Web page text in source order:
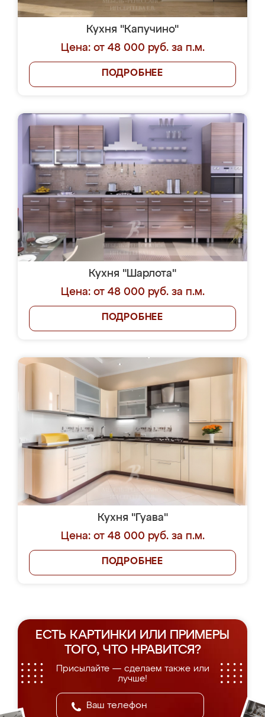
Кухня "Капучино"
Цена: от 48 000 руб. за п.м.
ПОДРОБНЕЕ
Кухня "Шарлота"
Цена: от 48 000 руб. за п.м.
ПОДРОБНЕЕ
Кухня "Гуава"
Цена: от 48 000 руб. за п.м.
ПОДРОБНЕЕ
ЕСТЬ КАРТИНКИ ИЛИ ПРИМЕРЫ
ТОГО, ЧТО НРАВИТСЯ?
Присылайте — сделаем также или
лучше!